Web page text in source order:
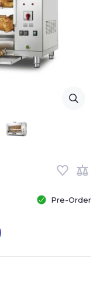
Pre-Order